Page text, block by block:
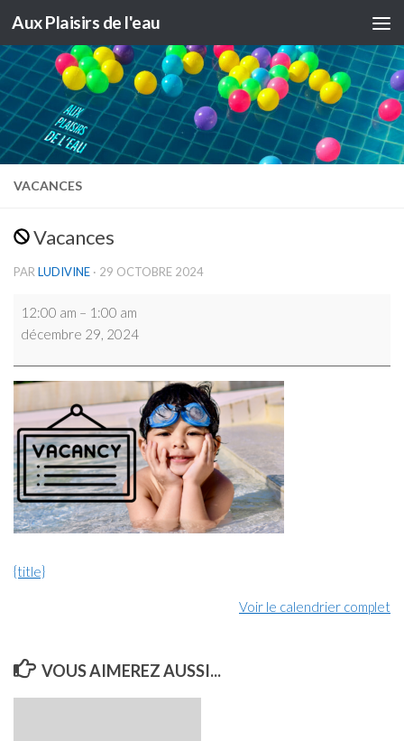
Skip to content
Aux Plaisirs de l'eau
VACANCES
Vacances
PARLUDIVINE · 29 OCTOBRE 2024
Vacances
12:00 am – 1:00 am
décembre 29, 2024
{title}
Voir le calendrier complet
VOUS AIMEREZ AUSSI...